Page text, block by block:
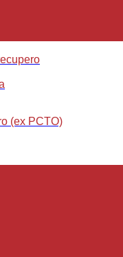
(ex PCTO)